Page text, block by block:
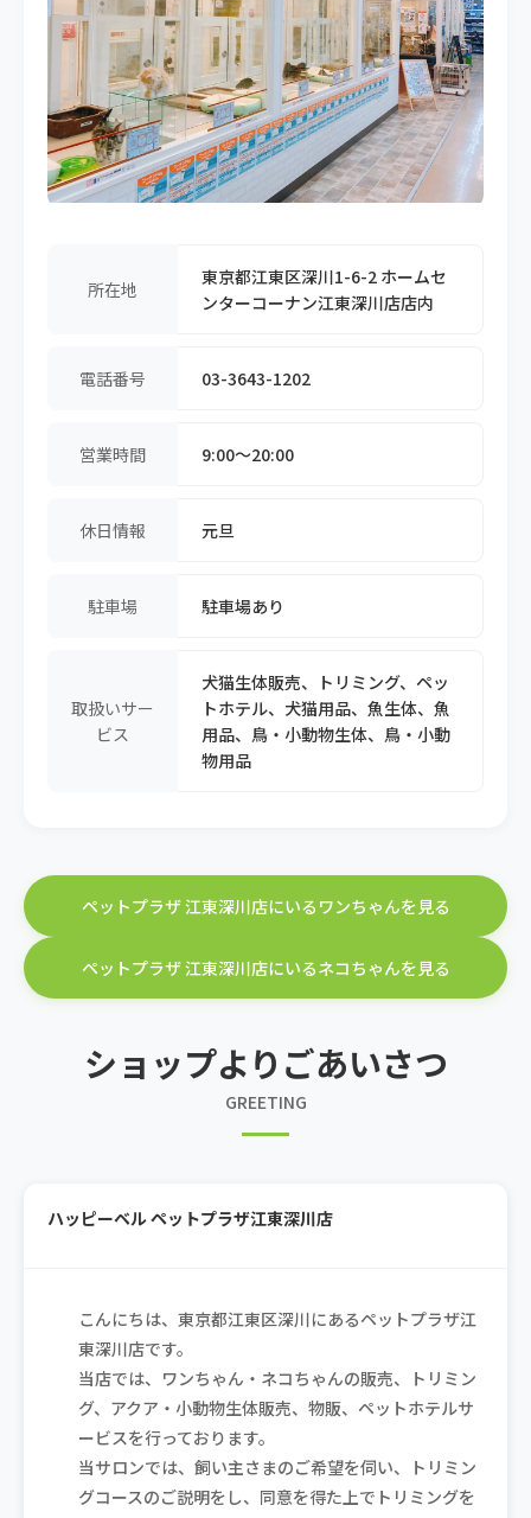
所在地
東京都江東区深川1-6-2 ホームセ
ンターコーナン江東深川店店内
電話番号 03-3643-1202
営業時間 9:00〜20:00
休日情報 元旦
駐車場 駐車場あり
取扱いサー
ビス
犬猫生体販売、トリミング、ペッ
トホテル、犬猫用品、魚生体、魚
用品、鳥・小動物生体、鳥・小動
物用品
ペットプラザ 江東深川店にいるワンちゃんを見る
ペットプラザ 江東深川店にいるネコちゃんを見る
ショップよりごあいさつ
GREETING
ハッピーベル ペットプラザ江東深川店
こんにちは、東京都江東区深川にあるペットプラザ江
東深川店です。
当店では、ワンちゃん・ネコちゃんの販売、トリミン
グ、アクア・小動物生体販売、物販、ペットホテルサ
ービスを行っております。
当サロンでは、飼い主さまのご希望を伺い、トリミン
グコースのご説明をし、同意を得た上でトリミングを